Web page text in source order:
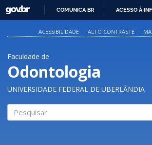
PARA
O
GOVBR
COMUNICA BR ACESSO À
ACESSIBILIDADE ALTO CONTRASTE
Faculdade de
Odontologia
UNIVERSIDADE FEDERAL DE UBERLÂNDIA